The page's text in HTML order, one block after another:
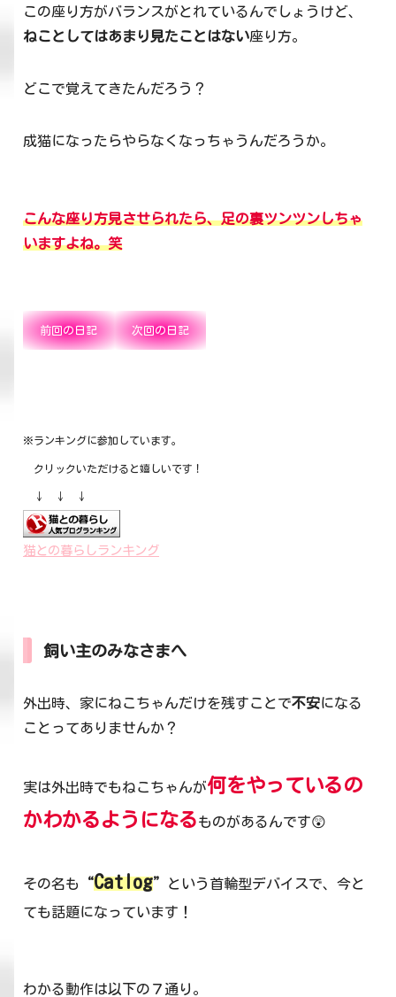
この座り方がバランスがとれているんでしょうけど、
ねことしてはあまり見たことはない座り方。
どこで覚えてきたんだろう？
成猫になったらやらなくなっちゃうんだろうか。
こんな座り方見させられたら、足の裏ツンツンしちゃ
いますよね。笑
前回の日記 次回の日記
※ランキングに参加しています。
クリックいただけると嬉しいです！
↓ ↓ ↓
猫との暮らしランキング
飼い主のみなさまへ
外出時、家にねこちゃんだけを残すことで不安になる
ことってありませんか？
実は外出時でもねこちゃんが何をやっているの
かわかるようになるものがあるんです😲
その名も “Catlog”
という首輪型デバイスで、今と
ても話題になっています！
わかる動作は以下の７通り。